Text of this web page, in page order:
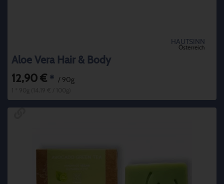
HAUTSINN
Österreich
Aloe Vera Hair & Body
12,90 € * / 90g